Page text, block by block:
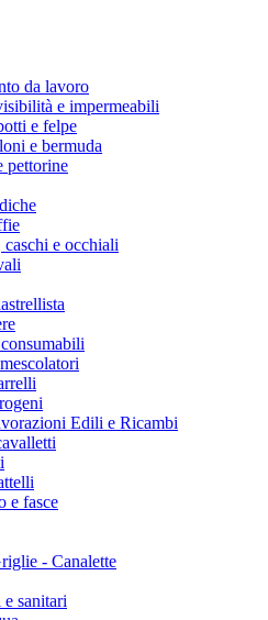
da lavoro
e impermeabili
e felpe
e bermuda
pettorine
caschi e occhiali
Edili e Ricambi
e fasce
- Canalette
e sanitari